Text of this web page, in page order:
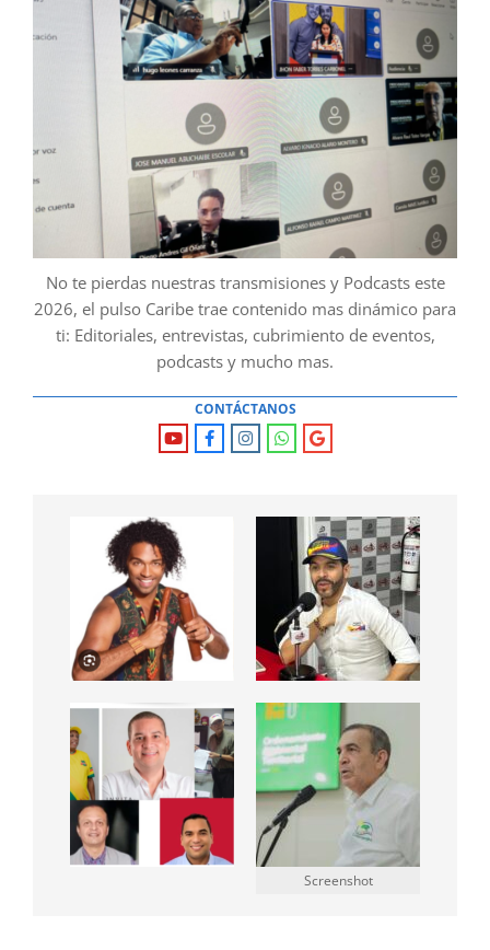
No te pierdas nuestras transmisiones y Podcasts este
2026, el pulso Caribe trae contenido mas dinámico para
ti: Editoriales, entrevistas, cubrimiento de eventos,
podcasts y mucho mas.
CONTÁCTANOS
Screenshot